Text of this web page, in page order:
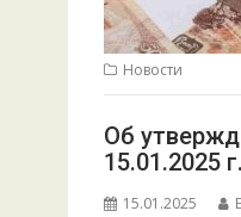
Новости
Об
15.01.2025 г.
15.01.2025